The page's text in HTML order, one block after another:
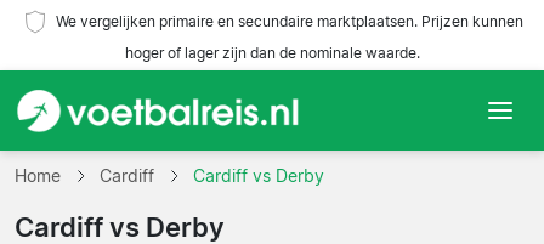
We vergelijken primaire en secundaire marktplaatsen. Prijzen kunnen
hoger of lager zijn dan de nominale waarde.
Home
Teams
Home Cardiff Cardiff vs Derby
Cardiff vs Derby